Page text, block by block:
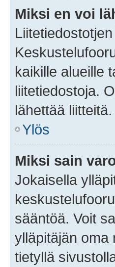
Miksi en voi
kaikille alueille
liitetiedostoja.
lähettää liitteitä.
Ylös
Miksi sain
Jokaisella
sääntöä. Voit
ylläpitäjän oma
tietyllä